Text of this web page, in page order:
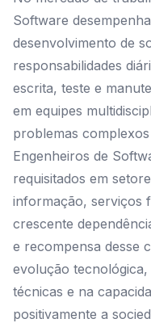
Software
desenvolvimento de
responsabilidades
escrita, teste e
em equipes
problemas
Engenheiros de
requisitados em
informação, serviços
crescente
e recompensa desse
evolução
técnicas e na
positivamente a